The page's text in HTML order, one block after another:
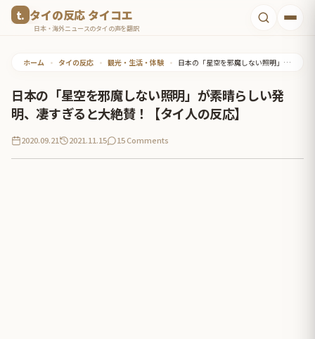
タイの反応 タイコエ
日本・海外ニュースのタイの声を翻訳
ホーム • タイの反応 • 観光・生活・体験 • 日本の「星空を邪魔しない照明」が素晴らしい発明、凄すぎると大絶賛！【タイ人の反応】
日本の「星空を邪魔しない照明」が素晴らしい発
明、凄すぎると大絶賛！【タイ人の反応】
2020.09.21 2021.11.15 15 Comments